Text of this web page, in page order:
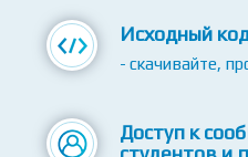
- полезные
задания, бонусы
- скачивайте,